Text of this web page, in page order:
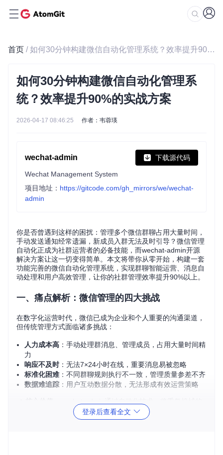
首页 / 如何30分钟构建微信自动化管理系统？效率提升90%的实战方案
如何30分钟构建微信自动化管理系
统？效率提升90%的实战方案
2026-04-17 08:46:25 作者：韦蓉瑛
wechat-admin 下载源代码
Wechat Management System
项目地址： https://gitcode.com/gh_mirrors/we/wechat-
admin
你是否曾遇到这样的困扰：管理多个微信群聊占用大量时间，
手动发送通知经常遗漏，新成员入群无法及时引导？微信管理
自动化正成为社群运营者的必备技能，而wechat-admin开源
解决方案让这一切变得简单。本文将带你从零开始，构建一套
功能完善的微信自动化管理系统，实现群聊智能运营、消息自
动处理和用户高效管理，让你的社群管理效率提升90%以上。
一、痛点解析：微信管理的四大挑战
在数字化运营时代，微信已成为企业和个人重要的沟通渠道，
但传统管理方式面临诸多挑战：
人力成本高 ：手动处理群消息、管理成员，占用大量时间精
力
响应不及时 ：无法7×24小时在线，重要消息易被忽略
标准化困难：不同群聊规则执行不一致，管理质量参差不齐
数据难追踪 ：用户互动数据分散，无法形成有效运营策略
管理工作交给系统处理，让运营者聚焦高价值的内容创作和用
登录后查看全文